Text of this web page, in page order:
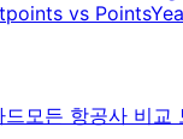
vs
모든 항공사 비교